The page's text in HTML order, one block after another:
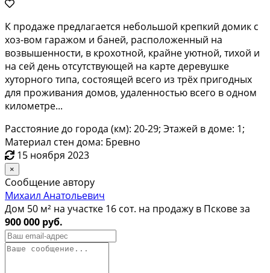
К продаже предлагается небольшой крепкий домик с
хоз-вом гаражом и баней, расположенный на
возвышенности, в крохотной, крайне уютной, тихой и
на сей день отсутствующей на карте деревушке
хуторного типа, состоящей всего из трёх пригодных
для проживания домов, удаленностью всего в одном
километре...
Расстояние до города (км): 20-29; Этажей в доме: 1;
Материал стен дома: Бревно
15 ноября 2023
×
Сообщение автору
Михаил Анатольевич
Дом 50 м² на участке 16 сот. на продажу в Пскове за
900 000 руб.